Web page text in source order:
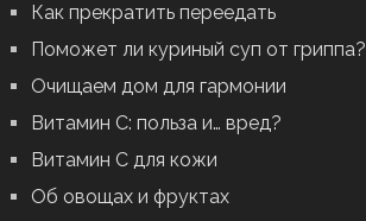
Как прекратить переедать
Поможет ли куриный суп от гриппа?
Очищаем дом для гармонии
Витамин С: польза и… вред?
Витамин С для кожи
Об овощах и фруктах